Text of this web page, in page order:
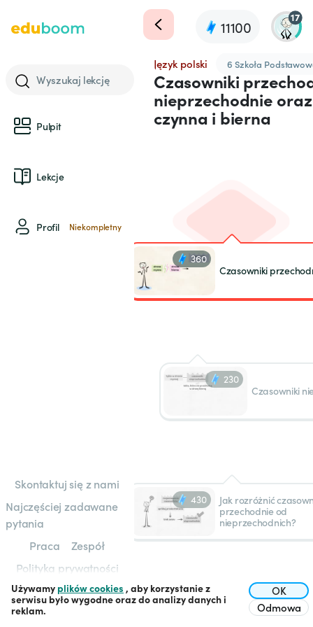
11100
17
Wyszukaj lekcję
Pulpit
Lekcje
Profil Niekompletny
Skontaktuj się z nami
Najczęściej zadawane
pytania
Praca
Zespół
Polityka prywatności
Regulamin
Język polski 6 Szkoła
Czasowniki
nieprzechodnie
czynna i bierna
360
Czasowniki
230
Czasowniki
430
Jak rozróżnić
przechodnie od
nieprzechodnich?
Używamy plików cookies , aby korzystanie z
serwisu było wygodne oraz do analizy danych i
reklam.
Odmowa
OK